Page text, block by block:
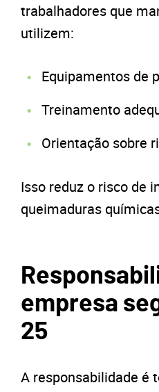
trabalhadores que
utilizem:
Equipamentos de
Treinamento
Orientação sobre
Isso reduz o risco de
queimaduras
empresa
25
A responsabilidade é